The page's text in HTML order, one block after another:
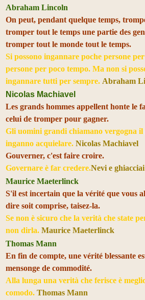
Abraham Lincoln
On peut, pendant quelque temps,
tromper tout le temps une partie des
tromper tout le monde tout le temps.
Si possono ingannare poche persone
persone per poco tempo. Ma non si
ingannare tutti per sempre. Abraham
Nicolas Machiavel
Les grands hommes appellent honte le
celui de tromper pour gagner.
Gli uomini grandi chiamano vergogna il
inganno acquielare. Nicolas Machiavel
Gouverner, c'est faire croire.
Governare è far credere.Nevi e ghiacciai
Maurice Maeterlinck
S'il est incertain que la vérité que vous
dire soit comprise, taisez-la.
Se non è sicuro che la verità che state
non dirla. Maurice Maeterlinck
Thomas Mann
En fin de compte, une vérité blessante
mensonge de commodité.
Alla lunga una verità che ferisce è
comodo. Thomas Mann